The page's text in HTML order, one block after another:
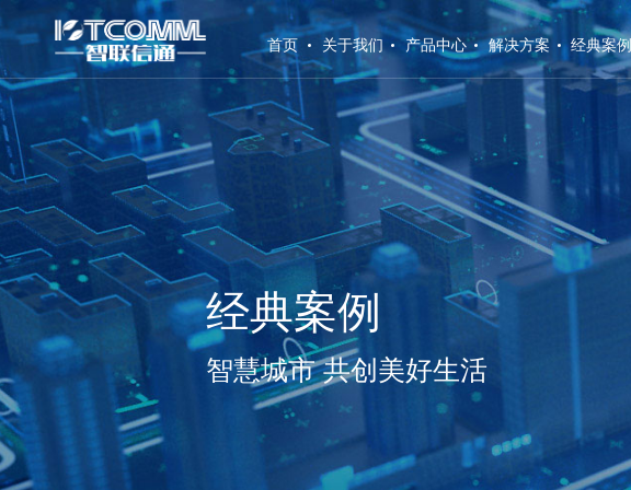
首页
(current)
关于我们
产品中心 解决方案 经典案
经典案例
智慧城市 共创美好生活